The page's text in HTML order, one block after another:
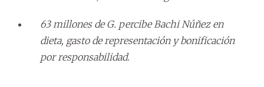
63 millones de G. percibe Bachi Núñez en
dieta, gasto de representación y bonificación
por responsabilidad.